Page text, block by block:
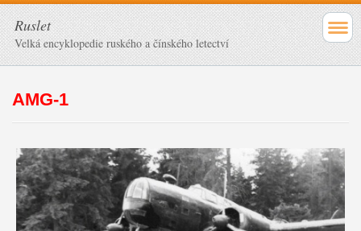
Ruslet
Velká encyklopedie ruského a čínského letectví
AMG-1